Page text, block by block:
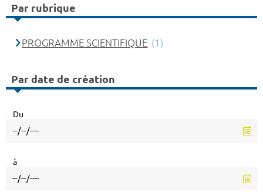
Par rubrique
PROGRAMME SCIENTIFIQUE (1)
Par date de création
Du
à